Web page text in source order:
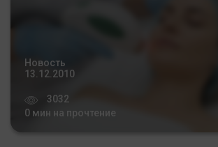
Новость
13.12.2010
3032
0 мин на прочтение